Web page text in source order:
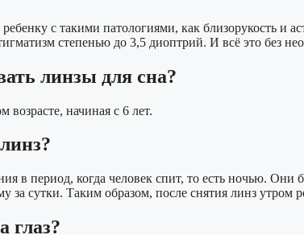
с такими патологиями, как близорукость и
степенью до 3,5 диоптрий. И всё это без
линзы для сна?
начиная с 6 лет.
в период, когда человек спит, то есть ночью. Они
сутки. Таким образом, после снятия линз утром
глаз?